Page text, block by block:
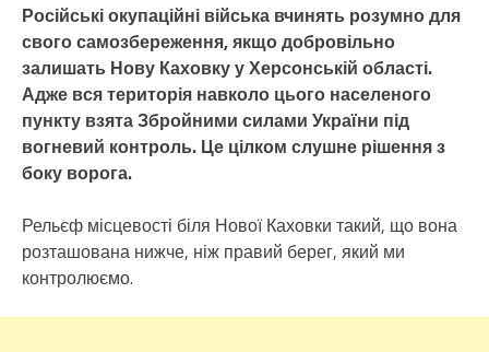
Російські окупаційні війська вчинять розумно для
свого самозбереження, якщо добровільно
залишать Нову Каховку у Херсонській області.
Адже вся територія навколо цього населеного
пункту взята Збройними силами України під
вогневий контроль. Це цілком слушне рішення з
боку ворога.
Рельєф місцевості біля Нової Каховки такий, що вона
розташована нижче, ніж правий берег, який ми
контролюємо.